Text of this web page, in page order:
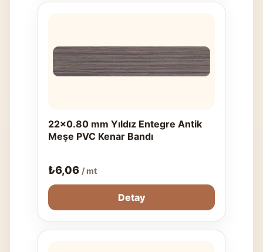
22x0.80 mm Yıldız Entegre Antik
Meşe PVC Kenar Bandı
₺6,06 / mt
Detay